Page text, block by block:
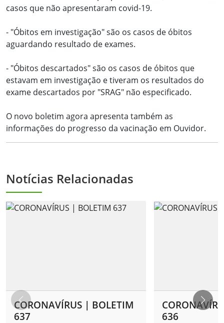
casos que não apresentaram covid-19.
- "Óbitos em investigação" são os casos de óbitos
aguardando resultado de exames.
- "Óbitos descartados" são os casos de óbitos que
estavam em investigação e tiveram os resultados do
exame descartados por "SRAG" não especificado.
O novo boletim agora apresenta também as
informações do progresso da vacinação em Ouvidor.
Notícias Relacionadas
CORONAVÍRUS | BOLETIM
637
636